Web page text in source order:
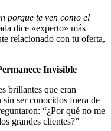
porque te ven como el
dice «experto» más
relacionado con tu oferta,
Invisible
brillantes que eran
sin ser conocidos fuera de
“¿Por qué no me
grandes clientes?”